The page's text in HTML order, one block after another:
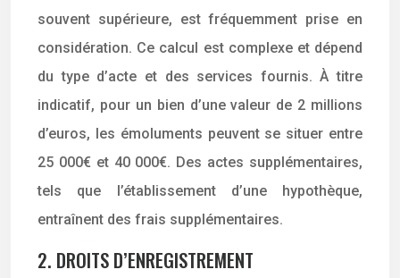
souvent supérieure, est fréquemment prise en
considération. Ce calcul est complexe et dépend
du type d’acte et des services fournis. À titre
indicatif, pour un bien d’une valeur de 2 millions
d’euros, les émoluments peuvent se situer entre
25 000€ et 40 000€. Des actes supplémentaires,
tels que l’établissement d’une hypothèque,
entraînent des frais supplémentaires.
2. DROITS D’ENREGISTREMENT